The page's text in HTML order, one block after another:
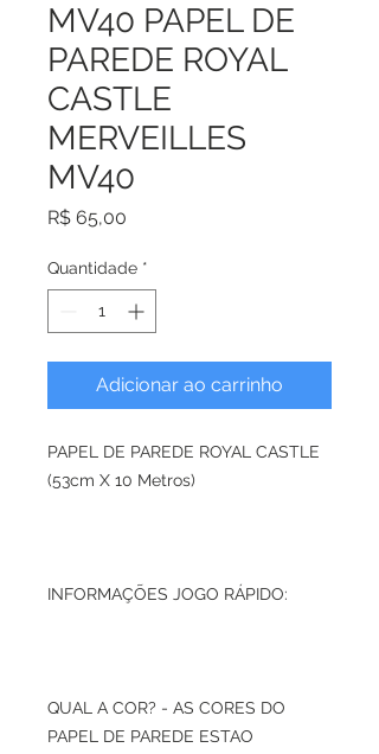
MV40 PAPEL DE
PAREDE ROYAL
CASTLE
MERVEILLES
MV40
R$ 65,00
Quantidade *
Adicionar ao carrinho
PAPEL DE PAREDE ROYAL CASTLE
(53cm X 10 Metros)
INFORMAÇÕES JOGO RÁPIDO:
QUAL A COR? - AS CORES DO
PAPEL DE PAREDE ESTAO